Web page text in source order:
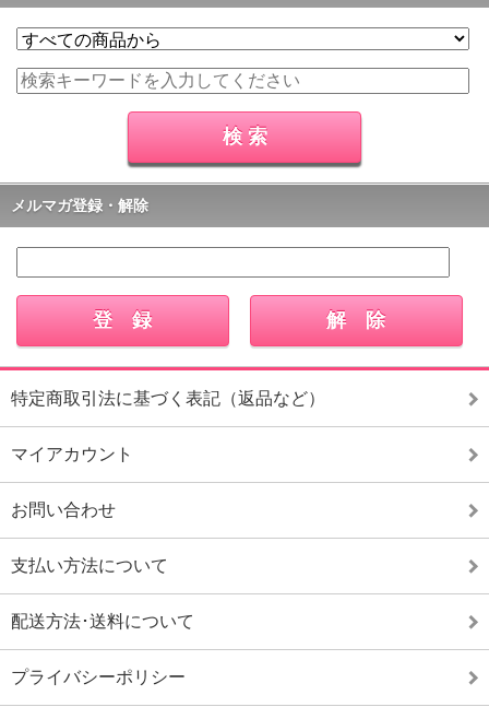
メルマガ登録・解除
特定商取引法に基づく表記（返品など）
マイアカウント
お問い合わせ
支払い方法について
配送方法･送料について
プライバシーポリシー